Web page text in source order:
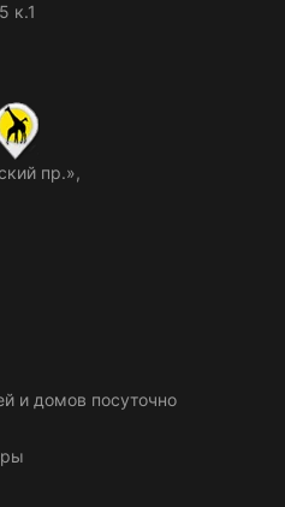
к.1
пр.»,
и домов посуточно